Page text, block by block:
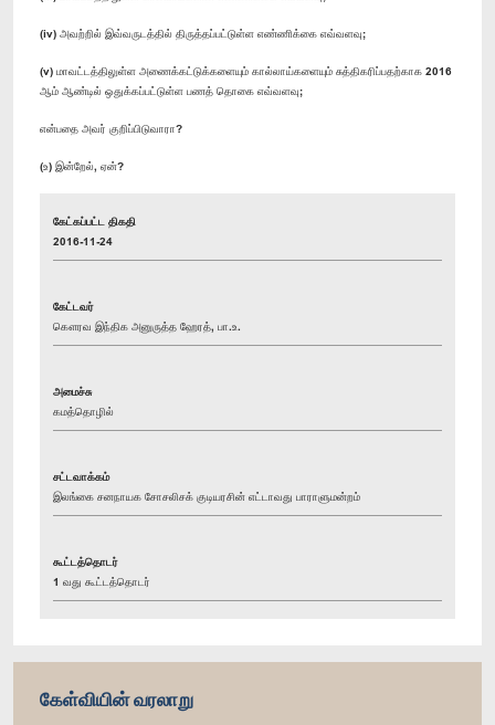
(iv) அவற்றில் இவ்வருடத்தில் திருத்தப்பட்டுள்ள எண்ணிக்கை எவ்வளவு;
(v) மாவட்டத்திலுள்ள அணைக்கட்டுக்களையும் கால்லாய்களையும் சுத்திகரிப்பதற்காக 2016
ஆம் ஆண்டில் ஒதுக்கப்பட்டுள்ள பணத் தொகை எவ்வளவு;
என்பதை அவர் குறிப்பிடுவாரா?
(உ) இன்றேல், ஏன்?
கேட்கப்பட்ட திகதி
2016-11-24
கேட்டவர்
கௌரவ இந்திக அனுருத்த ஹேரத், பா.உ.
அமைச்சு
கமத்தொழில்
சட்டவாக்கம்
இலங்கை சனநாயக சோசலிசக் குடியரசின் எட்டாவது பாராளுமன்றம்
கூட்டத்தொடர்
1 வது கூட்டத்தொடர்
கேள்வியின் வரலாறு